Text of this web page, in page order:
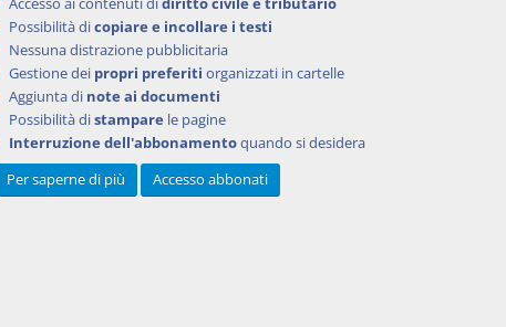
Accesso ai contenuti didiritto civile e tributario
Possibilità dicopiare e incollare i testi
Nessuna distrazione pubblicitaria
Gestione dei propri preferiti organizzati in cartelle
Aggiunta di note ai documenti
Possibilità distampare le pagine
Interruzione dell'abbonamentoquando si desidera
Per saperne di più
Accesso abbonati